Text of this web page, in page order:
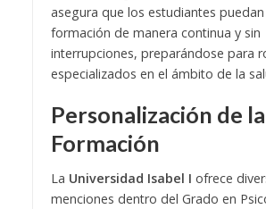
asegura que los estudiantes
formación de manera continua y sin
interrupciones, preparándose para
especializados en el ámbito de la
Personalización de la
Formación
La Universidad Isabel I ofrece
menciones dentro del Grado en